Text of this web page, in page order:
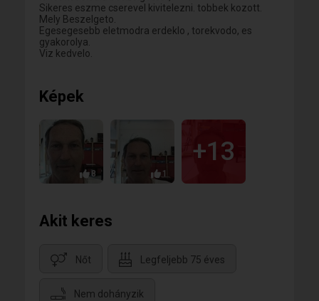
Sikeres eszme cserevel kivitelezni. tobbek kozott.
Mely Beszelgeto.
Egesegesebb eletmodra erdeklo , torekvodo, es
gyakorolya.
Viz kedvelo.
Képek
8 1
+13
Akit keres
Nőt Legfeljebb 75 éves
Nem dohányzik